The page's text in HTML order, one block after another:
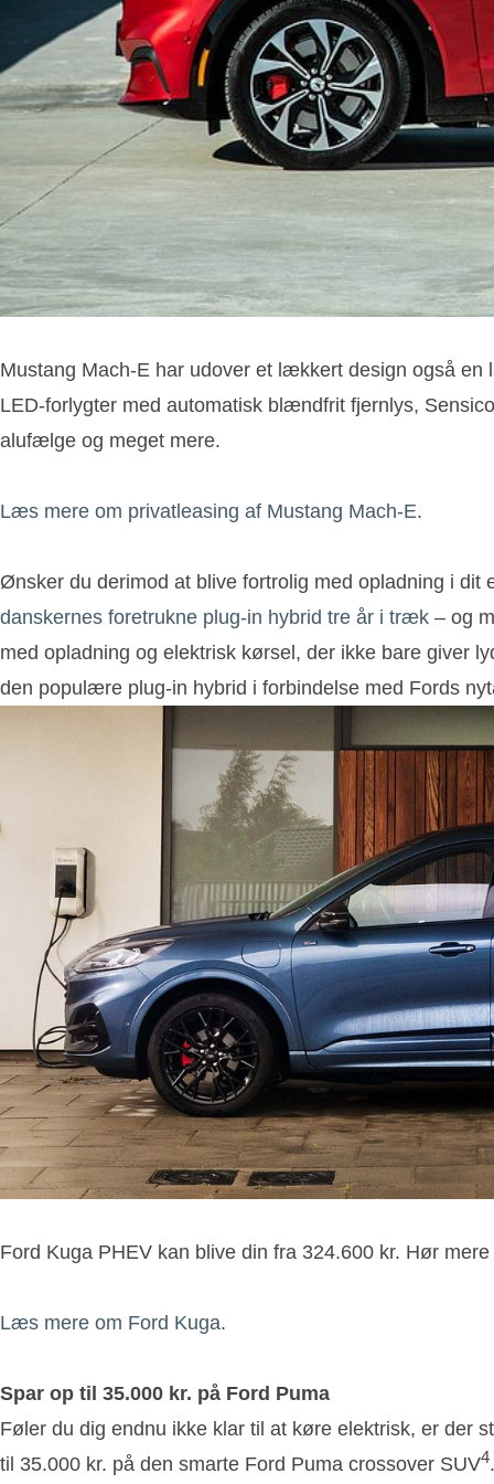
Mustang Mach-E har udover et lækkert design også en
LED-forlygter med automatisk blændfrit fjernlys,
alufælge og meget mere.
Læs mere om privatleasing af Mustang Mach-E.
Ønsker du derimod at blive fortrolig med opladning i
danskernes foretrukne plug-in hybrid tre år i træk – og
med opladning og elektrisk kørsel, der ikke bare giver
den populære plug-in hybrid i forbindelse med Fords
Ford Kuga PHEV kan blive din fra 324.600 kr. Hør
Læs mere om Ford Kuga.
Spar op til 35.000 kr. på Ford Puma
Føler du dig endnu ikke klar til at køre elektrisk, er der
til 35.000 kr. på den smarte Ford Puma crossover SUV4